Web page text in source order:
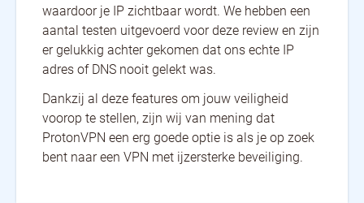
waardoor je IP zichtbaar wordt. We hebben een
aantal testen uitgevoerd voor deze review en zijn
er gelukkig achter gekomen dat ons echte IP
adres of DNS nooit gelekt was.
Dankzij al deze features om jouw veiligheid
voorop te stellen, zijn wij van mening dat
ProtonVPN een erg goede optie is als je op zoek
bent naar een VPN met ijzersterke beveiliging.